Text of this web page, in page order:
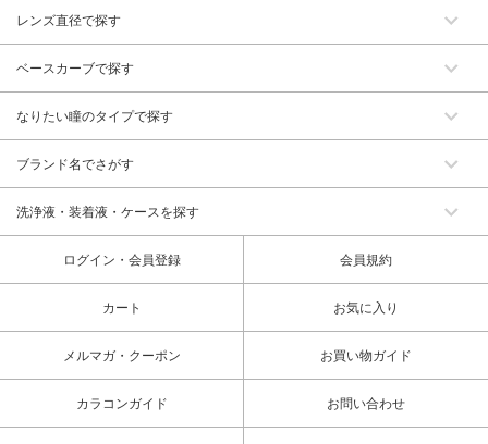
レンズ直径で探す
ベースカーブで探す
なりたい瞳のタイプで探す
ブランド名でさがす
洗浄液・装着液・ケースを探す
ログイン・会員登録 会員規約
カート お気に入り
メルマガ・クーポン お買い物ガイド
カラコンガイド お問い合わせ